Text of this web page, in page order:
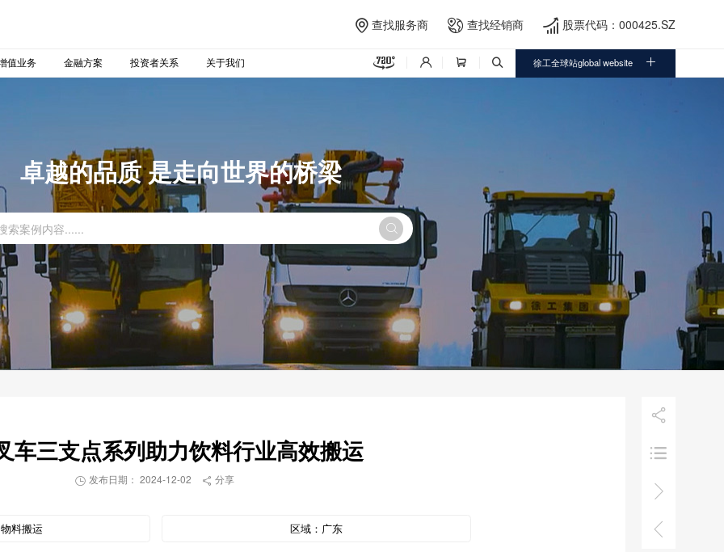
 查找服务商  查找经销商  股票代码：000425.SZ
值业务 金融方案 投资者关系 关于我们     徐工全球站global website 
卓越的品质 是走向世界的桥梁





车三支点系列助力饮料行业高效搬运
 发布日期： 2024-12-02  分享
物料搬运 区域： 广东